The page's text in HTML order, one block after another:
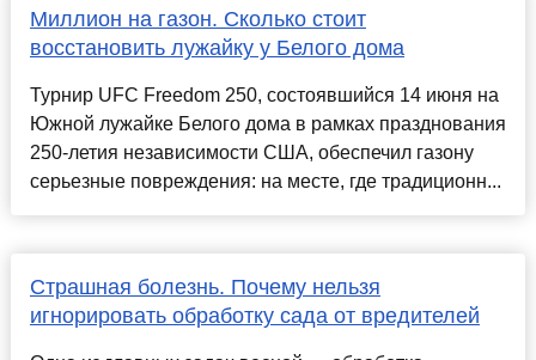
Миллион на газон. Сколько стоит
восстановить лужайку у Белого дома
Турнир UFC Freedom 250, состоявшийся 14 июня на
Южной лужайке Белого дома в рамках празднования
250-летия независимости США, обеспечил газону
серьезные повреждения: на месте, где традиционн...
Страшная болезнь. Почему нельзя
игнорировать обработку сада от вредителей